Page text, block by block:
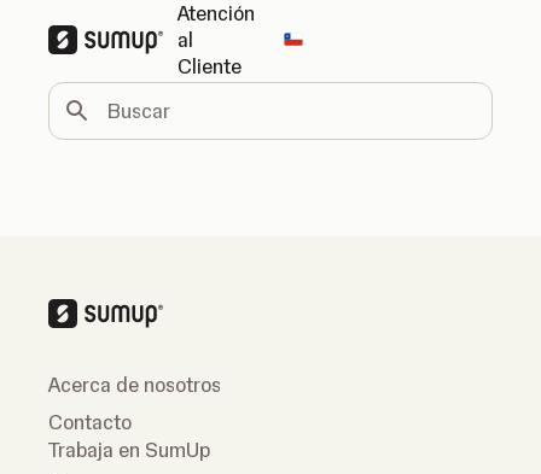
Atención
al
Cliente
Change country
Buscar
Acerca de nosotros
Contacto
Trabaja en SumUp